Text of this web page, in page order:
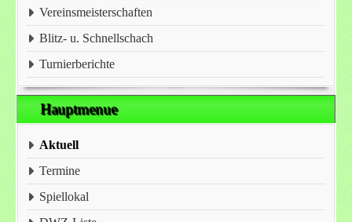
Vereinsmeisterschaften
Blitz- u. Schnellschach
Turnierberichte
Hauptmenue
Aktuell
Termine
Spiellokal